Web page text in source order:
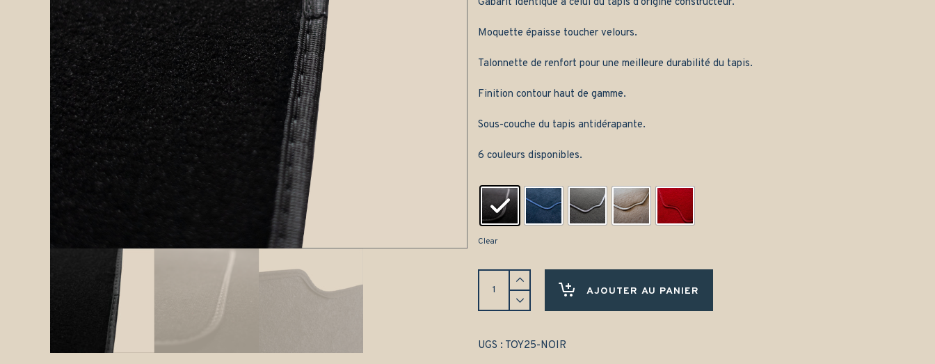
Moquette épaisse toucher velours.
Talonnette de renfort pour une meilleure durabilité du tapis.
Finition contour haut de gamme.
Sous-couche du tapis antidérapante.
6 couleurs disponibles.
Clear
Tapis
Toyota
2003)
AJOUTER AU PANIER
UGS : TOY25-NOIR